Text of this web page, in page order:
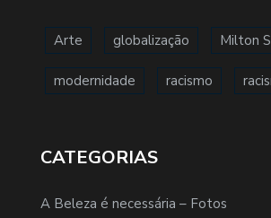
Arte globalização Milton
modernidade racismo
CATEGORIAS
A Beleza é necessária – Fotos